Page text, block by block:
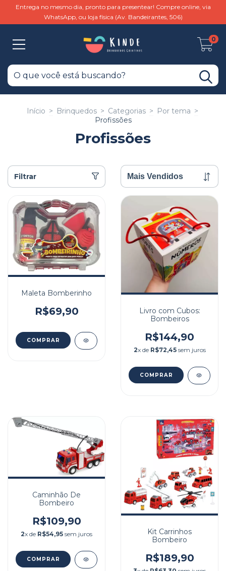
Entrega no mesmo dia, pronto para presentear! Compre online, via
WhatsApp, ou loja física (Av. Bandeirantes, 506)
0
Início > Brinquedos > Categorias > Por tema >
Profissões
Profissões
Filtrar
Maleta Bomberinho
R$69,90
Livro com Cubos:
Bombeiros
R$144,90
2x de R$72,45sem juros
Caminhão De
Bombeiro
R$109,90
2x de R$54,95 sem juros
Kit Carrinhos
Bombeiro
R$189,90